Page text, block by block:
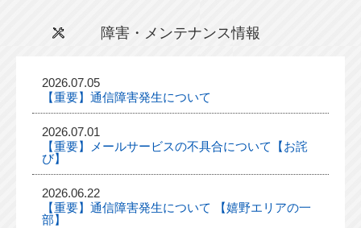
障害・メンテナンス情報
2026.07.05
【重要】通信障害発生について
2026.07.01
【重要】メールサービスの不具合について【お詫
び】
2026.06.22
【重要】通信障害発生について 【嬉野エリアの一
部】